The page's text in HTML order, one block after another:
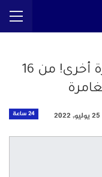
رالي Aïcha Des Gazelles: مرة أخرى! من 16
24 ساعة 25 يوليو, 2022